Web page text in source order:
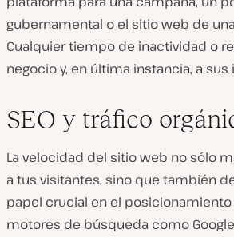
gubernamental o el sitio web de
Cualquier tiempo de inactividad o
negocio y, en última instancia, a sus
SEO y tráfico
La velocidad del sitio web no sólo
a tus visitantes, sino que también
papel crucial en el
motores de búsqueda como